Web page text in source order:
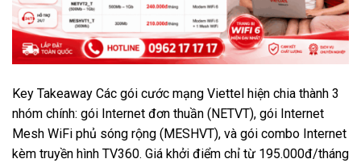
Key Takeaway Các gói cước mạng Viettel hiện chia thành 3
nhóm chính: gói Internet đơn thuần (NETVT), gói Internet
Mesh WiFi phủ sóng rộng (MESHVT), và gói combo Internet
kèm truyền hình TV360. Giá khởi điểm chỉ từ 195.000đ/tháng